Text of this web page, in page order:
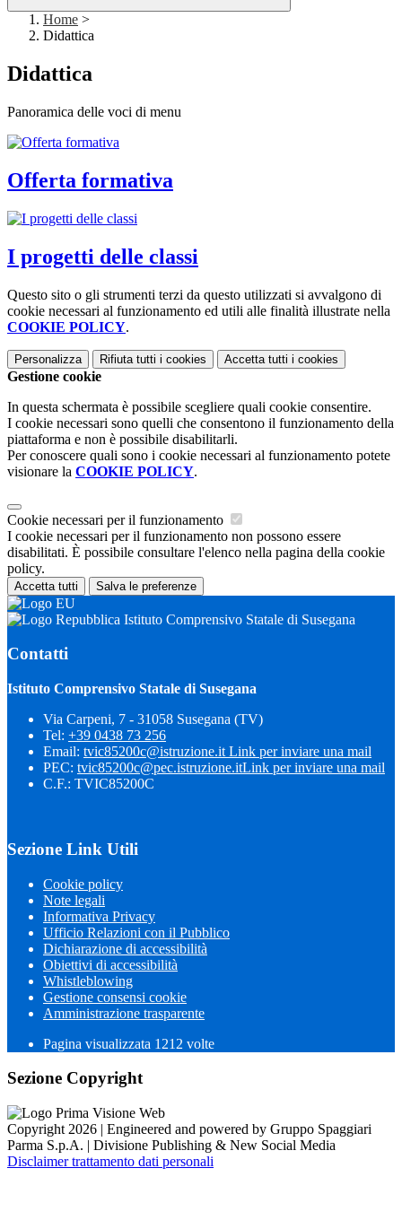
Home >
Didattica
Didattica
Panoramica delle voci di menu
Offerta formativa
I progetti delle classi
Questo sito o gli strumenti terzi da questo utilizzati si avvalgono di
cookie necessari al funzionamento ed utili alle finalità illustrate nella
COOKIE POLICY.
Personalizza Rifiuta tutti i cookies Accetta tutti i cookies
Gestione cookie
In questa schermata è possibile scegliere quali cookie consentire.
I cookie necessari sono quelli che consentono il funzionamento della
piattaforma e non è possibile disabilitarli.
Per conoscere quali sono i cookie necessari al funzionamento potete
visionare la COOKIE POLICY.
Cookie necessari per il funzionamento
I cookie necessari per il funzionamento non possono essere
disabilitati. È possibile consultare l'elenco nella pagina della cookie
policy.
Accetta tutti Salva le preferenze
Istituto Comprensivo Statale di Susegana
Contatti
Istituto Comprensivo Statale di Susegana
Via Carpeni, 7 - 31058 Susegana (TV)
Tel: +39 0438 73 256
Email: tvic85200c@istruzione.it Link per inviare una mail
PEC: tvic85200c@pec.istruzione.itLink per inviare una mail
C.F.: TVIC85200C
Sezione Link Utili
Cookie policy
Note legali
Informativa Privacy
Ufficio Relazioni con il Pubblico
Dichiarazione di accessibilità
Obiettivi di accessibilità
Whistleblowing
Gestione consensi cookie
Amministrazione trasparente
Pagina visualizzata 1212 volte
Sezione Copyright
Copyright 2026 | Engineered and powered by Gruppo Spaggiari
Parma S.p.A. | Divisione Publishing & New Social Media
Disclaimer trattamento dati personali